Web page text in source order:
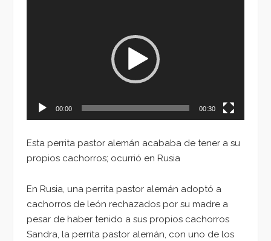
00:00 00:30
Esta perrita pastor alemán acababa de tener a su
propios cachorros; ocurrió en Rusia
En Rusia, una perrita pastor alemán adoptó a
cachorros de león rechazados por su madre a
pesar de haber tenido a sus propios cachorros
Sandra, la perrita pastor alemán, con uno de los